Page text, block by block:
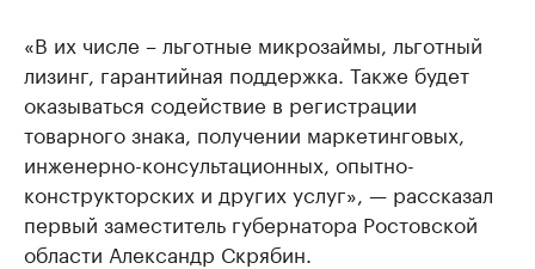
«В их числе – льготные микрозаймы, льготный
лизинг, гарантийная поддержка. Также будет
оказываться содействие в регистрации
товарного знака, получении маркетинговых,
инженерно-консультационных, опытно-
конструкторских и других услуг», — рассказал
первый заместитель губернатора Ростовской
области Александр Скрябин.